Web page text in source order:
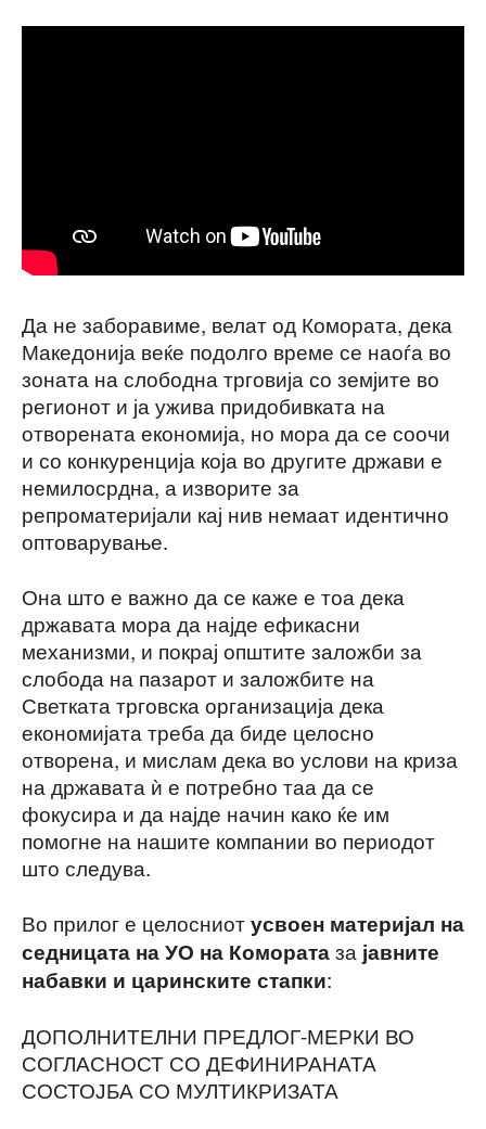
Да не заборавиме, велат од Комората, дека
Македонија веќе подолго време се наоѓа во
зоната на слободна трговија со земјите во
регионот и ја ужива придобивката на
отворената економија, но мора да се соочи
и со конкуренција која во другите држави е
немилосрдна, а изворите за
репроматеријали кај нив немаат идентично
оптоварување.
Она што е важно да се каже е тоа дека
државата мора да најде ефикасни
механизми, и покрај општите заложби за
слобода на пазарот и заложбите на
Светката трговска организација дека
економијата треба да биде целосно
отворена, и мислам дека во услови на криза
на државата ѝ е потребно таа да се
фокусира и да најде начин како ќе им
помогне на нашите компании во периодот
што следува.
Во прилог е целосниотусвоен материјал на
седницата на УО на Коморатаза јавните
набавки и царинските стапки:
ДОПОЛНИТЕЛНИ ПРЕДЛОГ-МЕРКИ ВО
СОГЛАСНОСТ СО ДЕФИНИРАНАТА
СОСТОЈБА СО МУЛТИКРИЗАТА